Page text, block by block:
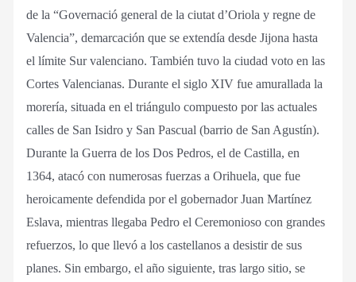
de la “Governació general de la ciutat d’Oriola y regne de
Valencia”, demarcación que se extendía desde Jijona hasta
el límite Sur valenciano. También tuvo la ciudad voto en las
Cortes Valencianas. Durante el siglo XIV fue amurallada la
morería, situada en el triángulo compuesto por las actuales
calles de San Isidro y San Pascual (barrio de San Agustín).
Durante la Guerra de los Dos Pedros, el de Castilla, en
1364, atacó con numerosas fuerzas a Orihuela, que fue
heroicamente defendida por el gobernador Juan Martínez
Eslava, mientras llegaba Pedro el Ceremonioso con grandes
refuerzos, lo que llevó a los castellanos a desistir de sus
planes. Sin embargo, el año siguiente, tras largo sitio, se